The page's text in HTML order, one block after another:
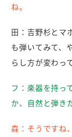
ね。
田： 吉野杉とマ
も弾いてみて、
らし方が変わっ
フ： 楽器を持っ
か、自然と弾き
森： そうですね